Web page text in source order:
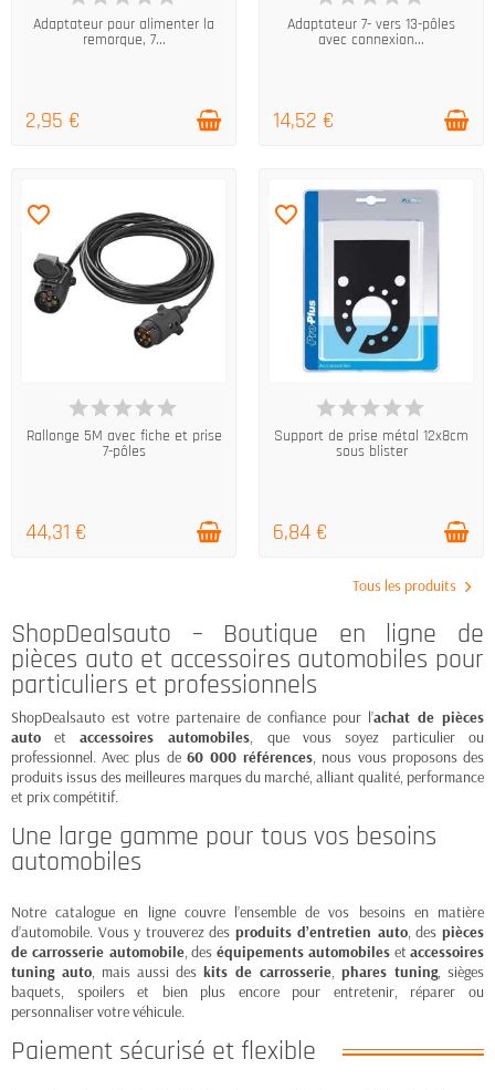
Adaptateur pour alimenter la
remorque, 7...
2,95 €
Adaptateur 7- vers 13-pôles
avec connexion...
14,52 €
EN STOCK
favorite_border
Rallonge 5M avec fiche et prise
7-pôles
44,31 €
EN STOCK
favorite_border
Support de prise métal 12x8cm
sous blister
6,84 €
Tous les produits
ShopDealsauto – Boutique en ligne de
pièces auto et accessoires automobiles pour
particuliers et professionnels
ShopDealsauto est votre partenaire de confiance pour l’achat de pièces
auto etaccessoires automobiles, que vous soyez particulier ou
professionnel. Avec plus de 60 000 références, nous vous proposons des
produits issus des meilleures marques du marché, alliant qualité, performance
et prix compétitif.
Une large gamme pour tous vos besoins
automobiles
Notre catalogue en ligne couvre l’ensemble de vos besoins en matière
d’automobile. Vous y trouverez des produits d’entretien auto, despièces
de carrosserie automobile, des équipements automobiles etaccessoires
tuning auto, mais aussi des kits de carrosserie, phares tuning, sièges
baquets, spoilers et bien plus encore pour entretenir, réparer ou
personnaliser votre véhicule.
Paiement sécurisé et flexible